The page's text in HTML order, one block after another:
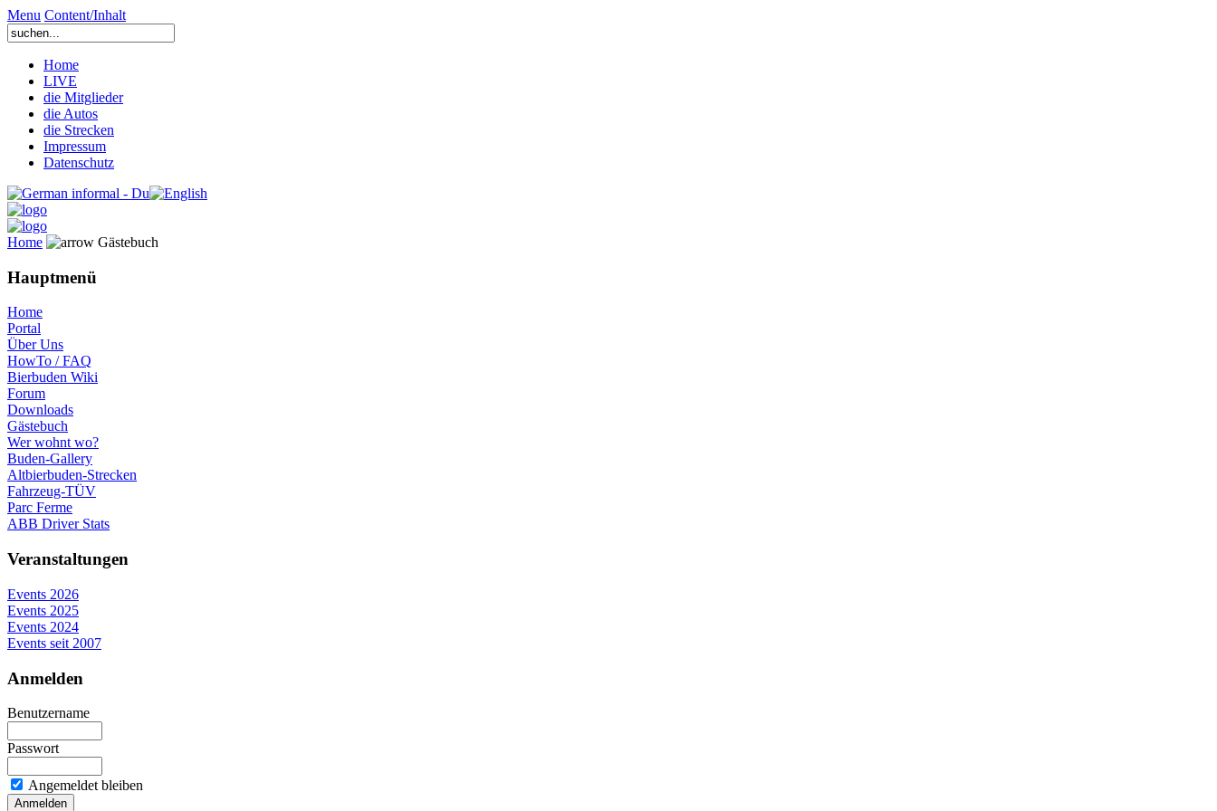
Menu Content/Inhalt
Home
LIVE
die Mitglieder
die Autos
die Strecken
Impressum
Datenschutz
Home Gästebuch
Hauptmenü
Home
Portal
Über Uns
HowTo / FAQ
Bierbuden Wiki
Forum
Downloads
Gästebuch
Wer wohnt wo?
Buden-Gallery
Altbierbuden-Strecken
Fahrzeug-TÜV
Parc Ferme
ABB Driver Stats
Veranstaltungen
Events 2026
Events 2025
Events 2024
Events seit 2007
Anmelden
Benutzername
Passwort
Angemeldet bleiben